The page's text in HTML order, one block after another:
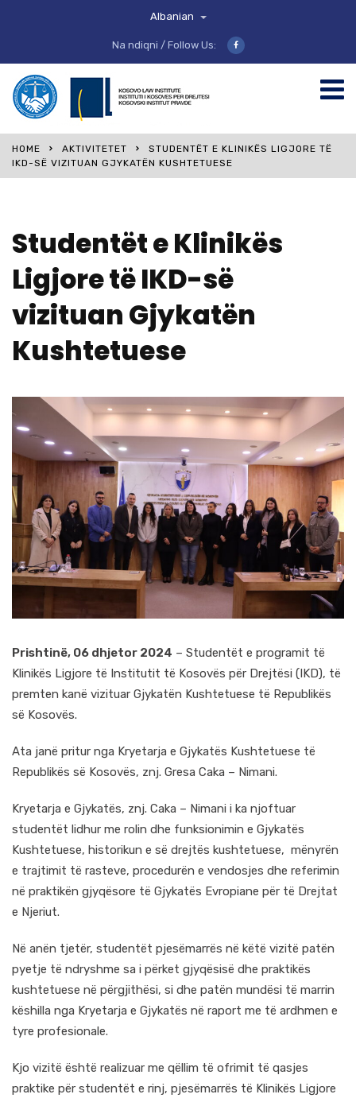
Albanian
Na ndiqni / Follow Us:
HOME AKTIVITETET
STUDENTËT E KLINIKËS LIGJORE TË
IKD-SË VIZITUAN GJYKATËN KUSHTETUESE
Studentët e Klinikës
Ligjore të IKD-së
vizituan Gjykatën
Kushtetuese
Prishtinë, 06 dhjetor 2024 – Studentët e programit të
Klinikës Ligjore të Institutit të Kosovës për Drejtësi (IKD), të
premten kanë vizituar Gjykatën Kushtetuese të Republikës
së Kosovës.
Ata janë pritur nga Kryetarja e Gjykatës Kushtetuese të
Republikës së Kosovës, znj. Gresa Caka – Nimani.
Kryetarja e Gjykatës, znj. Caka – Nimani i ka njoftuar
studentët lidhur me rolin dhe funksionimin e Gjykatës
Kushtetuese, historikun e së drejtës kushtetuese, mënyrën
e trajtimit të rasteve, procedurën e vendosjes dhe referimin
në praktikën gjyqësore të Gjykatës Evropiane për të Drejtat
e Njeriut.
Në anën tjetër, studentët pjesëmarrës në këtë vizitë patën
pyetje të ndryshme sa i përket gjyqësisë dhe praktikës
kushtetuese në përgjithësi, si dhe patën mundësi të marrin
këshilla nga Kryetarja e Gjykatës në raport me të ardhmen e
tyre profesionale.
Kjo vizitë është realizuar me qëllim të ofrimit të qasjes
praktike për studentët e rinj, pjesëmarrës të Klinikës Ligjore